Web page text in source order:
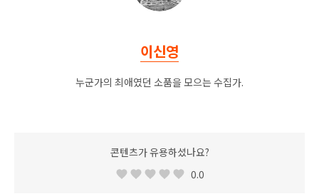
이신영
누군가의 최애였던 소품을 모으는 수집가.
콘텐츠가 유용하셨나요?
0.0